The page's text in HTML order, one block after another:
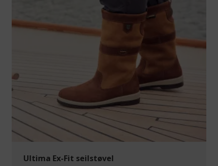
Ultima Ex-Fit seilstøvel